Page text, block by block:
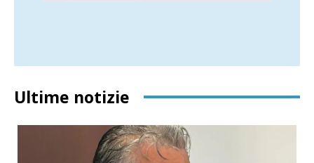
Ultime notizie